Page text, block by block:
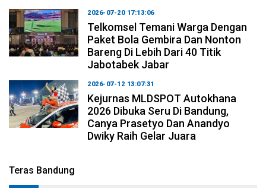
2026-07-20 17:13:06
Telkomsel Temani Warga Dengan
Paket Bola Gembira Dan Nonton
Bareng Di Lebih Dari 40 Titik
Jabotabek Jabar
2026-07-12 13:07:31
Kejurnas MLDSPOT Autokhana
2026 Dibuka Seru Di Bandung,
Canya Prasetyo Dan Anandyo
Dwiky Raih Gelar Juara
Teras Bandung